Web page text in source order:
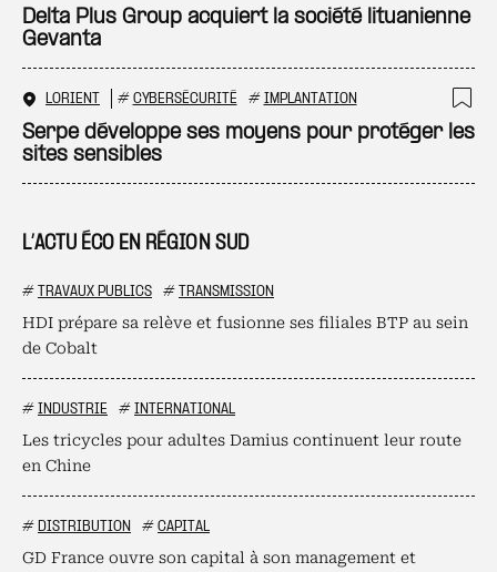
L’ACTU ÉCO EN RÉGION SUD
# TRAVAUX PUBLICS # TRANSMISSION
HDI prépare sa relève et fusionne ses filiales BTP au sein
de Cobalt
# INDUSTRIE # INTERNATIONAL
Les tricycles pour adultes Damius continuent leur route
en Chine
# DISTRIBUTION # CAPITAL
GD France ouvre son capital à son management et
Delta Plus Group acquiert la société lituanienne
Gevanta
LORIENT # CYBERSÉCURITÉ # IMPLANTATION
Serpe développe ses moyens pour protéger les
sites sensibles